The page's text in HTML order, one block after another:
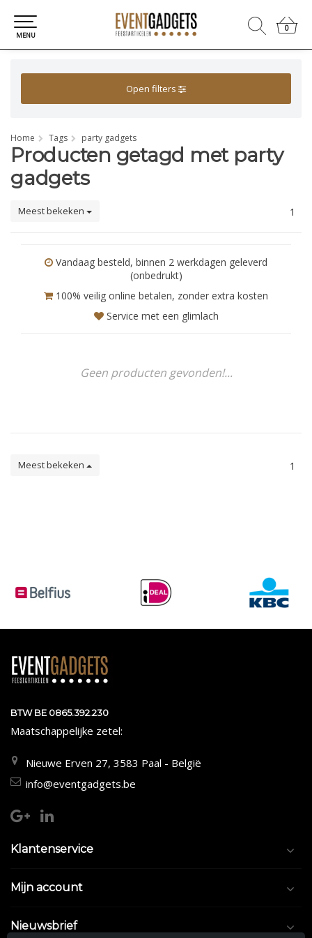
0
0
MENU
Open filters
Home Tags party gadgets
Producten getagd met party
gadgets
Meest bekeken 1
Vandaag besteld, binnen 2 werkdagen geleverd
(onbedrukt)
100% veilig online betalen, zonder extra kosten
Service met een glimlach
Geen producten gevonden!...
Meest bekeken 1
BTW BE 0865.392.230
Maatschappelijke zetel:
Nieuwe Erven 27, 3583 Paal - België
info@eventgadgets.be
Klantenservice
Mijn account
Nieuwsbrief